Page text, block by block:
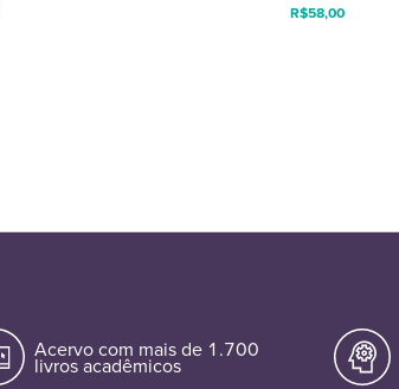
R$58,00
Acervo com mais de 1.700
livros acadêmicos